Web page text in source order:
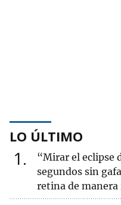
LO ÚLTIMO
1
“Mirar el eclipse
segundos sin
retina de